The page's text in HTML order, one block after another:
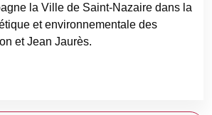
la Ville de Saint-Nazaire dans la
et environnementale des
et Jean Jaurès.